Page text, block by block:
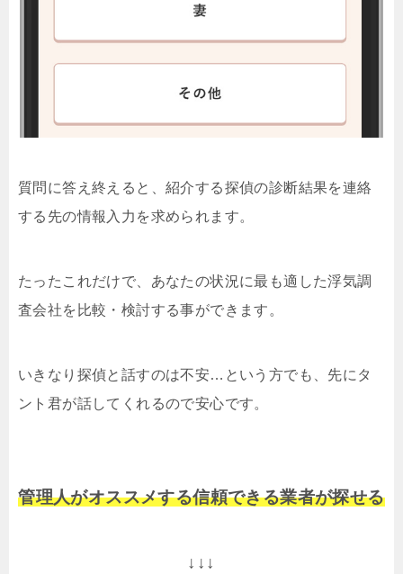
質問に答え終えると、紹介する探偵の診断結果を連絡
する先の情報入力を求められます。
たったこれだけで、あなたの状況に最も適した浮気調
査会社を比較・検討する事ができます。
いきなり探偵と話すのは不安…という方でも、先にタ
ント君が話してくれるので安心です。
管理人がオススメする信頼できる業者が探せる
↓↓↓